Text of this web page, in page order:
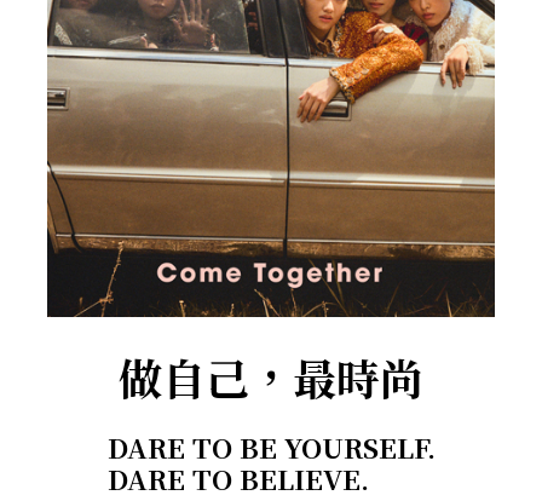
做自己，最時尚
DARE TO BE YOURSELF.
DARE TO BELIEVE.